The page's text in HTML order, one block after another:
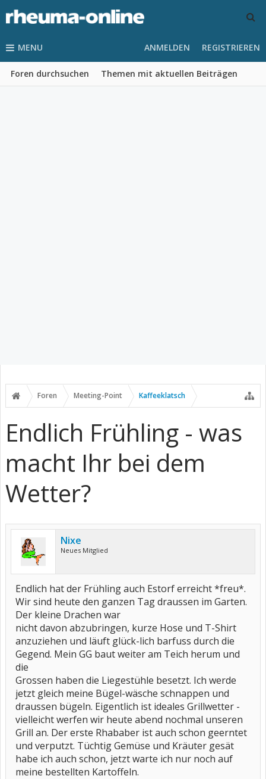
MENU
Foren durchsuchen Themen mit aktuellen Beiträgen
ANMELDEN REGISTRIEREN
Foren Meeting-Point Kaffeeklatsch
Endlich Frühling - was
macht Ihr bei dem
Wetter?
Nixe
Neues Mitglied
Endlich hat der Frühling auch Estorf erreicht *freu*.
Wir sind heute den ganzen Tag draussen im Garten.
Der kleine Drachen war
nicht davon abzubringen, kurze Hose und T-Shirt
anzuziehen und läuft glück-lich barfuss durch die
Gegend. Mein GG baut weiter am Teich herum und
die
Grossen haben die Liegestühle besetzt. Ich werde
jetzt gleich meine Bügel-wäsche schnappen und
draussen bügeln. Eigentlich ist ideales Grillwetter -
vielleicht werfen wir heute abend nochmal unseren
Grill an. Der erste Rhababer ist auch schon geerntet
und verputzt. Tüchtig Gemüse und Kräuter gesät
habe ich auch schon, jetzt warte ich nur noch auf
meine bestellten Kartoffeln.